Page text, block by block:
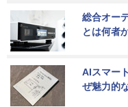
総合オー
とは何者
AIスマー
ぜ魅力的